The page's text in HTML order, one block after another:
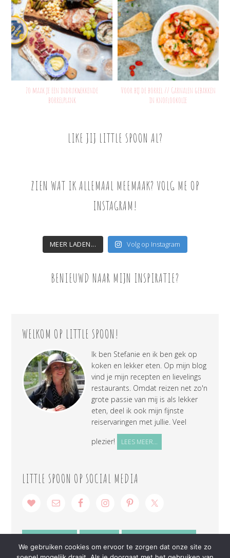
Zo maak je een indrukwekkende
borrelplank
Voor bij de borrel // Garnalen gebakken
in knoflookolie
LIKE JIJ LITTLE SPOON AL?
ZIEN WAT IK ALLEMAAL MEEMAAK? VOLG ME OP
INSTAGRAM!
MEER LADEN... Volg op Instagram
BENIEUWD NAAR MIJN INSPIRATIE?
WELKOM OP LITTLE SPOON!
Ik ben Stefanie en ik ben gek op
koken en lekker eten. Op mijn blog
vind je mijn recepten en lievelings
restaurants. Omdat reizen net zo'n
grote passie van mij is als lekker
eten, deel ik ook mijn fijnste
reiservaringen met jullie. Veel
plezier!
LEES MEER...
LITTLE SPOON OP SOCIAL MEDIA
We gebruiken cookies om ervoor te zorgen dat onze site zo